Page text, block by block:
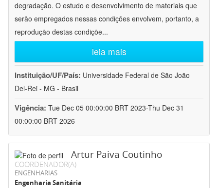
degradação. O estudo e desenvolvimento de materiais que
serão empregados nessas condições envolvem, portanto, a
reprodução destas condiçõe...
leia mais
Instituição/UF/País: Universidade Federal de São João
Del-Rei - MG - Brasil
Vigência: Tue Dec 05 00:00:00 BRT 2023-Thu Dec 31
00:00:00 BRT 2026
Artur Paiva Coutinho
COORDENADOR(A)
ENGENHARIAS
Engenharia Sanitária